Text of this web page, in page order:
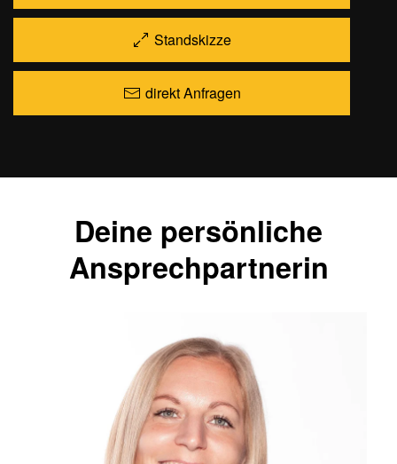
Standskizze
direkt Anfragen
Deine persönliche
Ansprechpartnerin